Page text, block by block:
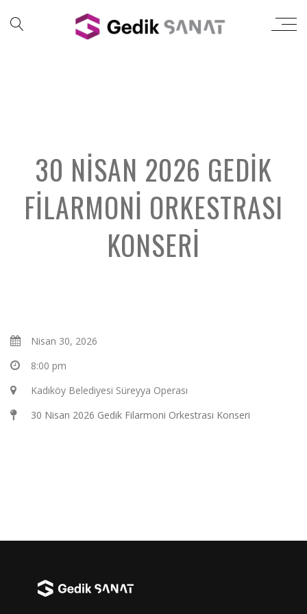
30 NISAN 2026 GEDIK
FILARMONI ORKESTRASI
KONSERI
Nisan 30, 2026
8:00 pm
Kadıköy Belediyesi Süreyya Operası
30 Nisan 2026 Gedik Filarmoni Orkestrası Konseri